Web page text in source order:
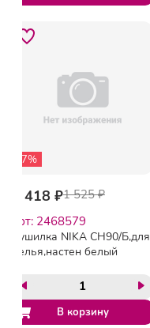
-7%
1 418 ₽1 525 ₽
арт: 2468579
Сушилка NIKA СН90/Б,для
белья,настен белый